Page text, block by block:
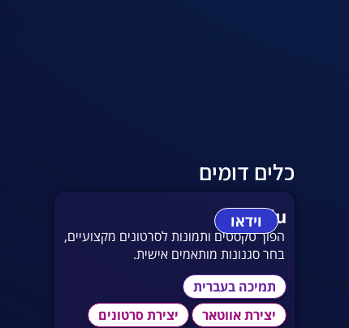
כלים דומים
וידאוvidu
הפוך טקסטים ותמונות לסרטונים מקצועיים,
בחר סגנונות מותאמים אישית.
תמיכה בעברית
יצירת אווטאר
יצירת סרטונים